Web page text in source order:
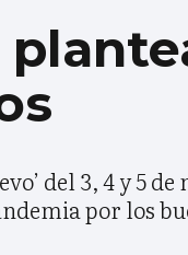
del 3, 4 y 5
por los